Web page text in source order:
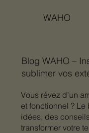
WAHO
Blog WAHO –
sublimer vos
Vous rêvez d’un
et fonctionnel ?
idées, des
transformer votre